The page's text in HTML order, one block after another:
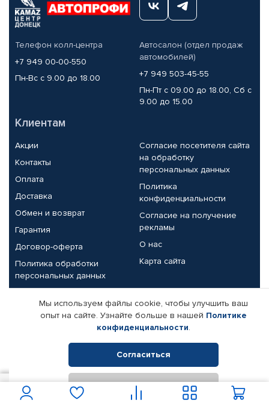
Телефон колл-центра
+7 949 00-00-550
Пн-Вс с 9.00 до 18.00
Автосалон (отдел продаж
автомобилей)
+7 949 503-45-55
Пн-Пт с 09.00 до 18.00, Сб с
9.00 до 15.00
Клиентам
Акции
Контакты
Оплата
Доставка
Обмен и возврат
Гарантия
Договор-оферта
Политика обработки
персональных данных
Согласие посетителя сайта
на обработку
персональных данных
Политика
конфиденциальности
Согласие на получение
рекламы
О нас
Карта сайта
Партнерам
Корпоративным клиентам
Поставщикам
Реквизиты компании
© КАМАЗ ЦЕНТР ДОНЕЦК, 2015-2026. Все права защищены.
Интернет-магазин автомобильных товаров Автопрофи.
Мы используем файлы cookie, чтобы улучшить ваш
опыт на сайте. Узнайте больше в нашей Политике
конфиденциальности.
Согласиться
Отклонить
В корзину